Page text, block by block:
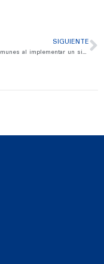
SIGUIENTE
Errores comunes al implementar un sistema GMAO (y cómo evitarlos)